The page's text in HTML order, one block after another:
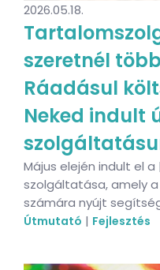
2026.05.18.
szeretnél
Ráadásul
Neked indult
Május elején indult el
szolgáltatása, amely
számára nyújt
Útmutató | Fejlesztés